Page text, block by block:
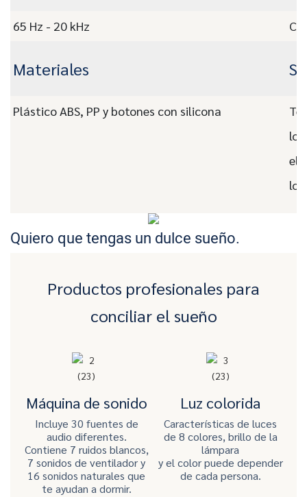
65 Hz - 20 kHz
Materiales
Plástico ABS, PP y botones con silicona
Te
Quiero que tengas un dulce sueño.
Productos profesionales para
conciliar el sueño
Máquina de sonido
Incluye 30 fuentes de
audio diferentes.
Contiene 7 ruidos blancos,
7 sonidos de ventilador y
16 sonidos naturales que
te ayudan a dormir.
Luz colorida
Características de luces
de 8 colores, brillo de la
lámpara
y el color puede depender
de cada persona.